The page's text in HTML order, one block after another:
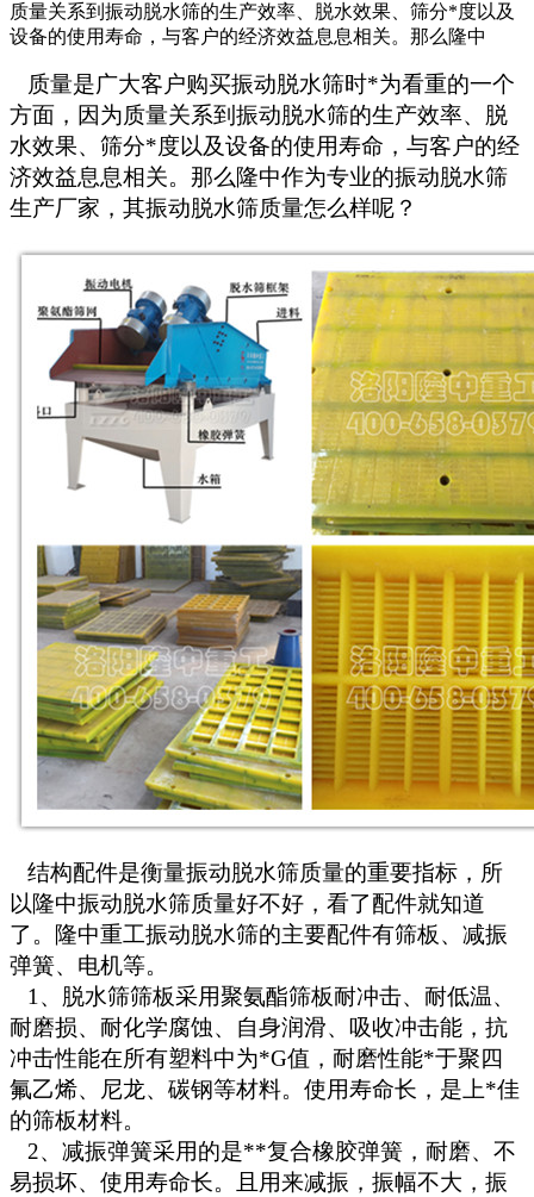
质量关系到振动脱水筛的生产效率、脱水效果、筛分*度以及
设备的使用寿命，与客户的经济效益息息相关。那么隆中
质量是广大客户购买振动脱水筛时*为看重的一个
方面，因为质量关系到振动脱水筛的生产效率、脱
水效果、筛分*度以及设备的使用寿命，与客户的经
济效益息息相关。那么隆中作为专业的振动脱水筛
生产厂家，其振动脱水筛质量怎么样呢？
结构配件是衡量振动脱水筛质量的重要指标，所
以隆中振动脱水筛质量好不好，看了配件就知道
了。隆中重工振动脱水筛的主要配件有筛板、减振
弹簧、电机等。
1、脱水筛筛板采用聚氨酯筛板耐冲击、耐低温、
耐磨损、耐化学腐蚀、自身润滑、吸收冲击能，抗
冲击性能在所有塑料中为*G值，耐磨性能*于聚四
氟乙烯、尼龙、碳钢等材料。使用寿命长，是上*佳
的筛板材料。
2、减振弹簧采用的是**复合橡胶弹簧，耐磨、不
易损坏、使用寿命长。且用来减振，振幅不大，振